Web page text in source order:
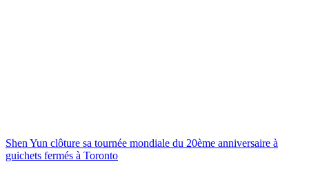
Shen Yun clôture sa tournée mondiale du 20ème anniversaire à
guichets fermés à Toronto